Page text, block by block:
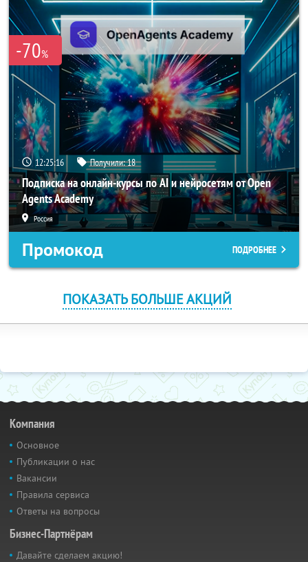
-70%
12:25:15 Получили:18
Подписка на онлайн-курсы по AI и нейросетям от Open
Agents Academy
Россия
Промокод ПОДРОБНЕЕ
ПОКАЗАТЬ БОЛЬШЕ АКЦИЙ
Компания
Основное
Публикации о нас
Вакансии
Правила сервиса
Ответы на вопросы
Бизнес-Партнёрам
Давайте сделаем акцию!